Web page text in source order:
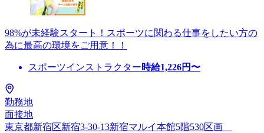
98%が未経験スタート！スポーツに関わる仕事をしたい方の
為に最高の環境をご用意！！
スポーツインストラクター時給1,226円〜
勤務地
面接地
東京都新宿区新宿3-30-13新宿マルイ本館5階530区画__